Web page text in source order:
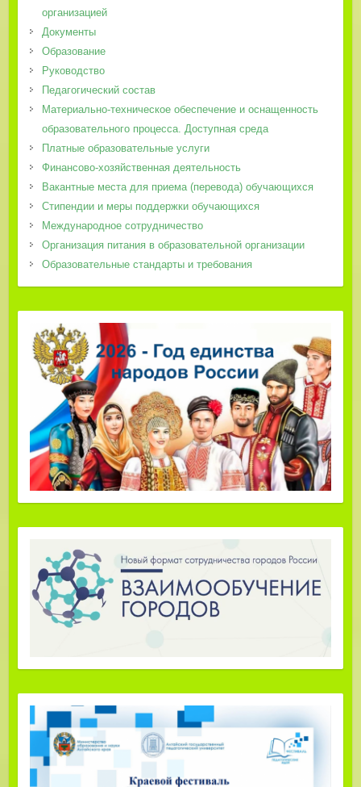
организацией
Документы
Образование
Руководство
Педагогический состав
Материально-техническое обеспечение и оснащенность
образовательного процесса. Доступная среда
Платные образовательные услуги
Финансово-хозяйственная деятельность
Вакантные места для приема (перевода) обучающихся
Стипендии и меры поддержки обучающихся
Международное сотрудничество
Организация питания в образовательной организации
Образовательные стандарты и требования